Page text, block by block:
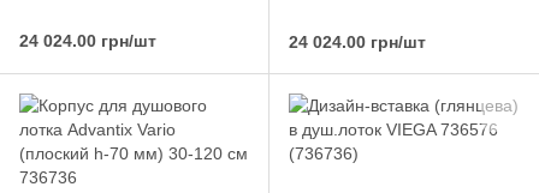
24 024.00 грн/шт 24 024.00 грн/шт